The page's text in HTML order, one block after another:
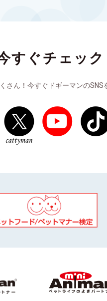
すぐチェック
ん！今すぐドギーマンのSNS